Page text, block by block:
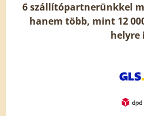
6 szállítópartnerünkkel
hanem több, mint 12
helyre